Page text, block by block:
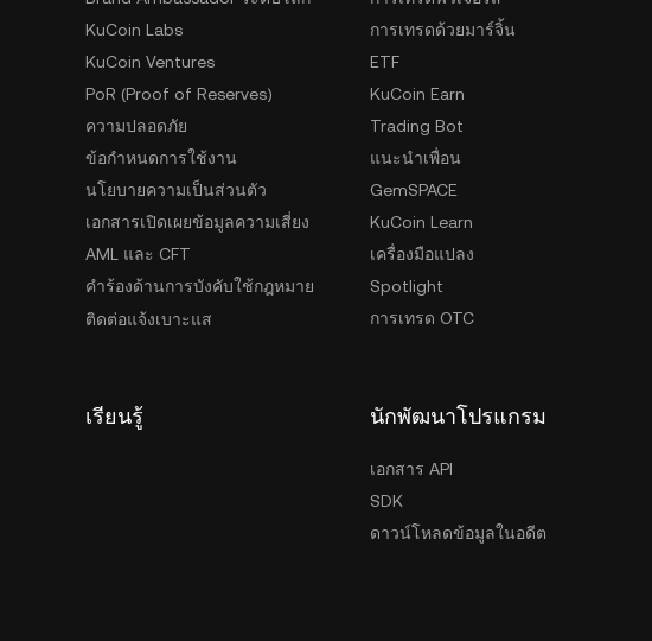
KuCoin Labs
KuCoin Ventures
PoR (Proof of Reserves)
ความปลอดภัย
ข้อกำหนดการใช้งาน
นโยบายความเป็นส่วนตัว
เอกสารเปิดเผยข้อมูลความเสี่ยง
AML และ CFT
คำร้องด้านการบังคับใช้กฎหมาย
ติดต่อแจ้งเบาะแส
การเทรดด้วยมาร์จิ้น
ETF
KuCoin Earn
Trading Bot
แนะนำเพื่อน
GemSPACE
KuCoin Learn
เครื่องมือแปลง
Spotlight
การเทรด OTC
เรียนรู้ นักพัฒนาโปรแกรม
เอกสาร API
SDK
ดาวน์โหลดข้อมูลในอดีต